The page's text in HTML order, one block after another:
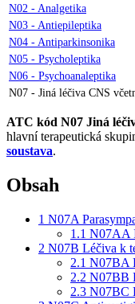
N02 - Analgetika
N03 - Antiepileptika
N04 - Antiparkinsonika
N05 - Psycholeptika
N06 - Psychoanaleptika
N07 - Jiná léčiva CNS
ATC kód N07 Jiná
hlavní terapeutická
soustava.
Obsah
1 N07A
1.1 N07AA
2 N07B Léčiva k
2.1 N07BA
2.2 N07BB
2.3 N07BC